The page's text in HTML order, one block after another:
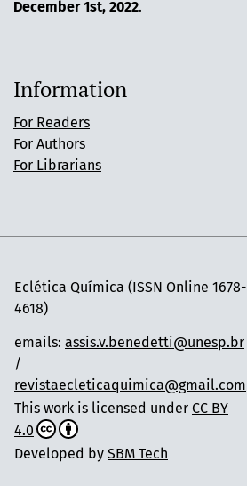
December 1st, 2022.
Information
For Readers
For Authors
For Librarians
Eclética Química (ISSN Online 1678-
4618)
emails: assis.v.benedetti@unesp.br
/
revistaecleticaquimica@gmail.com
This work is licensed under CC BY
4.0
Developed by SBM Tech